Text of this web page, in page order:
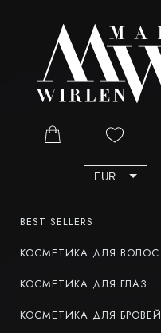
EUR
BEST SELLERS
КОСМЕТИКА ДЛЯ ВОЛОС
КОСМЕТИКА ДЛЯ ГЛАЗ
КОСМЕТИКА ДЛЯ БРОВЕЙ